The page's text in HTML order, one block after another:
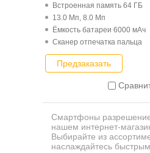
Смартфоны
нашем интернет-
Выбирайте из
наслаждайтесь быстрым
Встроенная память 64 ГБ
13.0 Мп, 8.0 Мп
Ёмкость батареи 6000 мАч
Cканер отпечатка пальца
Предзаказать